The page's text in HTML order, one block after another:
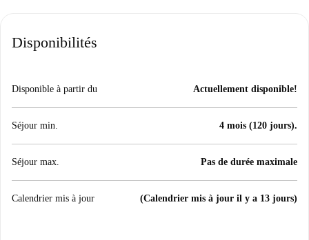
Disponibilités
Disponible à partir du Actuellement disponible!
Séjour min. 4 mois (120 jours).
Séjour max. Pas de durée maximale
Calendrier mis à jour (Calendrier mis à jour il y a 13 jours)